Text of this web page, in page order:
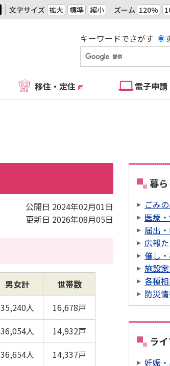
文字サイズ 拡大 標準 縮小 ズーム 120%
キーワードでさがす
移住・定住 電子申請
公開日 2024年02月01日
更新日 2026年08月05日
男女計
世帯数
35,240人 16,678戸
36,054人
14,932戸
36,654人
14,337戸
暮
ごみ
医療
届出
広報
催し
施設
各種
防災
ラ
妊娠